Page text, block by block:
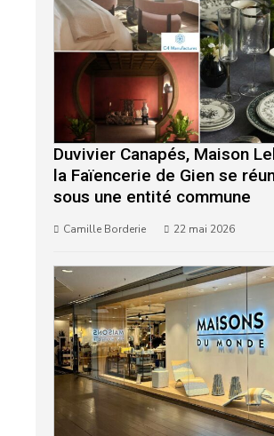
Duvivier Canapés, Maison
la Faïencerie de Gien se
sous une entité commune
Camille Borderie 22 mai 2026